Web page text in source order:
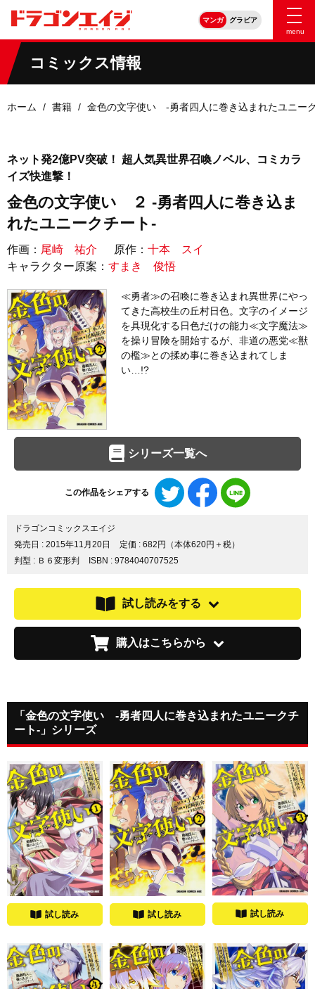
マンガ
グラビア
menu
コミックス情報
ホーム 書籍 金色の文字使い ‐勇者四人に巻き込まれたユニー
ネット発2億PV突破！ 超人気異世界召喚ノベル、コミカラ
イズ快進撃！
金色の文字使い ２ ‐勇者四人に巻き込ま
れたユニークチート‐
作画： 尾崎 祐介 原作： 十本 スイ
キャラクター原案： すまき 俊悟
≪勇者≫の召喚に巻き込まれ異世界にやっ
てきた高校生の丘村日色。文字のイメージ
を具現化する日色だけの能力≪文字魔法≫
を操り冒険を開始するが、非道の悪党≪獣
の檻≫との揉め事に巻き込まれてしま
い…!?
シリーズ一覧へ
この作品をシェアする
Twitter
で
ア
Facebook
で
ア
で
ドラゴンコミックスエイジ
発売日 : 2015年11月20日
定価 : 682円（本体620円＋税）
判型 : Ｂ６変形判
ISBN : 9784040707525
試し読みをする
購入はこちらから
「金色の文字使い ‐勇者四人に巻き込まれたユニークチ
ート‐」シリーズ
試し読み 試し読み 試し読み